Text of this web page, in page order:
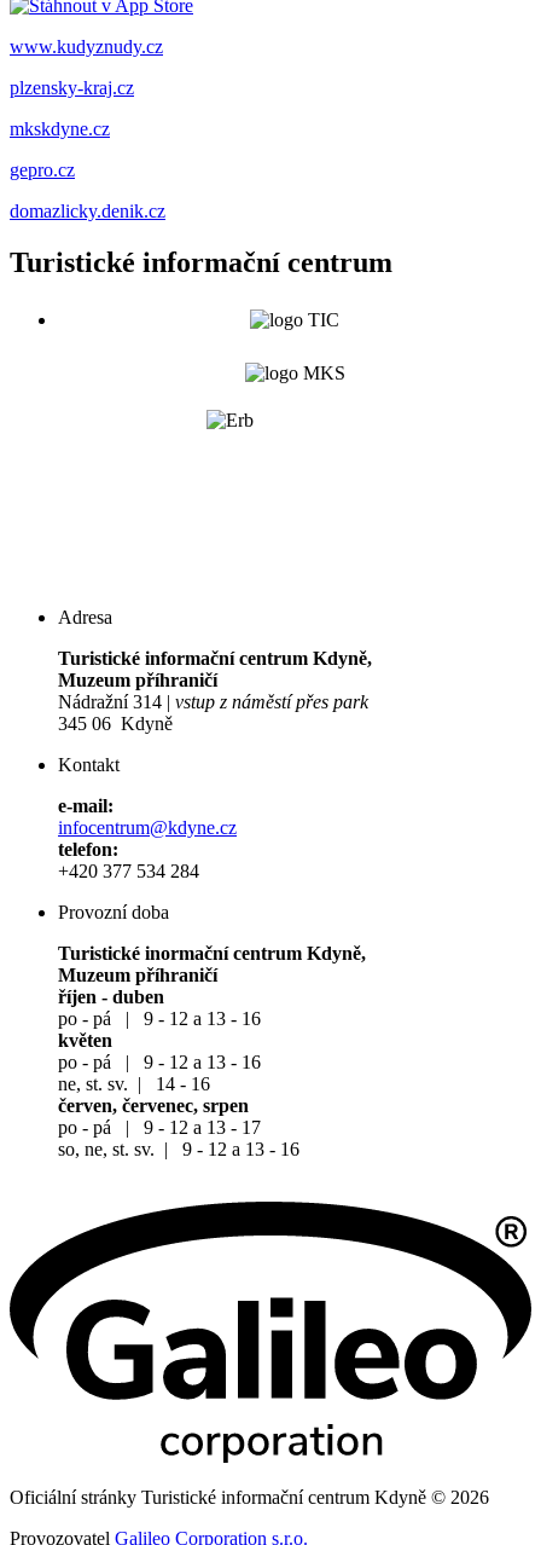
www.kudyznudy.cz
plzensky-kraj.cz
mkskdyne.cz
gepro.cz
domazlicky.denik.cz
Turistické informační centrum
Adresa
Turistické informační centrum Kdyně,
Muzeum příhraničí
Nádražní 314 | vstup z náměstí přes park
345 06 Kdyně
Kontakt
e-mail:
infocentrum@kdyne.cz
telefon:
+420 377 534 284
Provozní doba
Turistické inormační centrum Kdyně,
Muzeum příhraničí
říjen - duben
po - pá | 9 - 12 a 13 - 16
květen
po - pá | 9 - 12 a 13 - 16
ne, st. sv. | 14 - 16
červen, červenec, srpen
po - pá | 9 - 12 a 13 - 17
so, ne, st. sv. | 9 - 12 a 13 - 16
Oficiální stránky Turistické informační centrum Kdyně © 2026
Provozovatel Galileo Corporation s.r.o.